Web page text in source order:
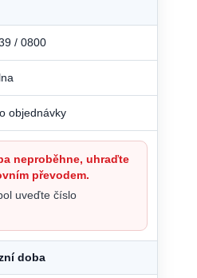
/ 0800
objednávky
neproběhne, uhraďte
převodem.
uveďte číslo
doba